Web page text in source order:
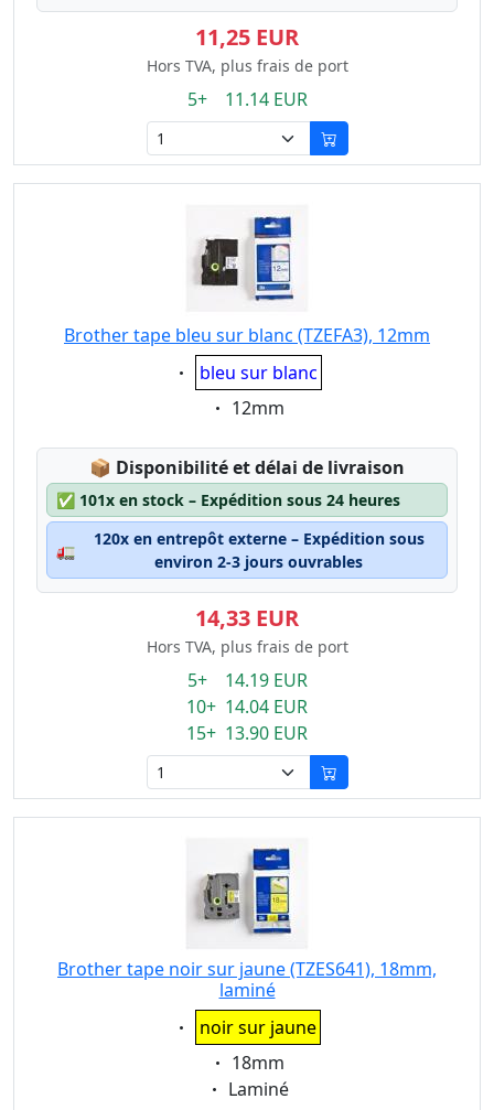
11,25 EUR
Hors TVA, plus frais de port
5+ 11.14 EUR
Brother tape bleu sur blanc (TZEFA3), 12mm
Eigenschaft:
bleu sur blanc
Eigenschaft:
12mm
📦 Lagerstatus:
Disponibilité et délai de livraison
✅ 101x en stock – Expédition sous 24 heures
🚛
120x en entrepôt externe – Expédition sous
environ 2-3 jours ouvrables
14,33 EUR
Hors TVA, plus frais de port
5+ 14.19 EUR
10+ 14.04 EUR
15+ 13.90 EUR
Brother tape noir sur jaune (TZES641), 18mm,
laminé
Eigenschaft:
noir sur jaune
Eigenschaft:
18mm
Eigenschaft:
Laminé